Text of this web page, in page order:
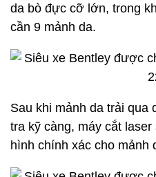
da bò đực cỡ lớn, trong
cần 9 mảnh da.
Sau khi mảnh da trải qua
tra kỹ càng, máy cắt
hình chính xác cho mảnh